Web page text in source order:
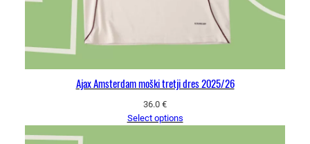
Ajax Amsterdam moški tretji dres 2025/26
36.0 €
Select options